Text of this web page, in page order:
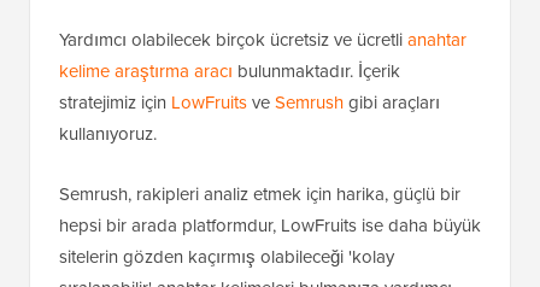
Yardımcı olabilecek birçok ücretsiz ve ücretlianahtar
kelime araştırma aracı bulunmaktadır. İçerik
stratejimiz için LowFruitsveSemrushgibi araçları
kullanıyoruz.
Semrush, rakipleri analiz etmek için harika, güçlü bir
hepsi bir arada platformdur, LowFruits ise daha büyük
sitelerin gözden kaçırmış olabileceği 'kolay